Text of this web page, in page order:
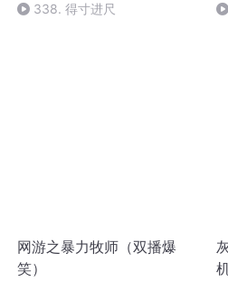
338. 得寸进尺
网游之暴力牧师（双播爆
笑）